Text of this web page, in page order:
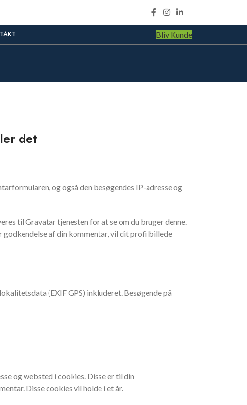
Bliv Kunde
det
og også den besøgendes IP-adresse og
til Gravatar tjenesten for at se om du bruger denne.
af din kommentar, vil dit profilbillede
(EXIF GPS) inkluderet. Besøgende på
og websted i cookies. Disse er til din
Disse cookies vil holde i et år.